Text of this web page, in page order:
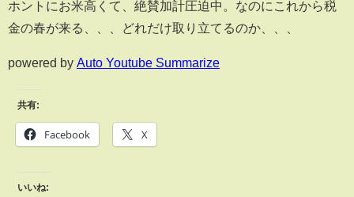
ホントにお米高くて、絶賛加計圧迫中。なのにこれから税
金の春が来る、、、どれだけ取り立てるのか、、、
powered by Auto Youtube Summarize
共有:
Facebook X
いいね: